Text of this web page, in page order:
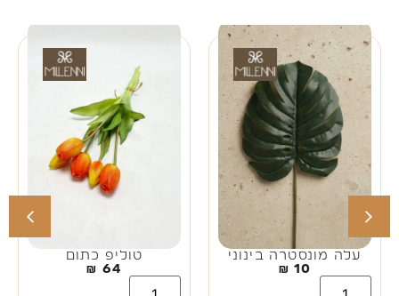
עלה מונסטרה בינוני
10
₪
טוליפ כתום
64
₪